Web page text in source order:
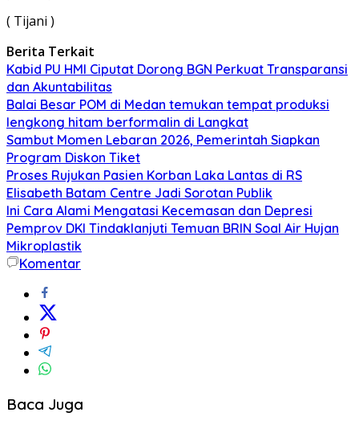
( Tijani )
Berita Terkait
Kabid PU HMI Ciputat Dorong BGN Perkuat Transparansi
dan Akuntabilitas
Balai Besar POM di Medan temukan tempat produksi
lengkong hitam berformalin di Langkat
Sambut Momen Lebaran 2026, Pemerintah Siapkan
Program Diskon Tiket
Proses Rujukan Pasien Korban Laka Lantas di RS
Elisabeth Batam Centre Jadi Sorotan Publik
Ini Cara Alami Mengatasi Kecemasan dan Depresi
Pemprov DKI Tindaklanjuti Temuan BRIN Soal Air Hujan
Mikroplastik
Komentar
Baca Juga